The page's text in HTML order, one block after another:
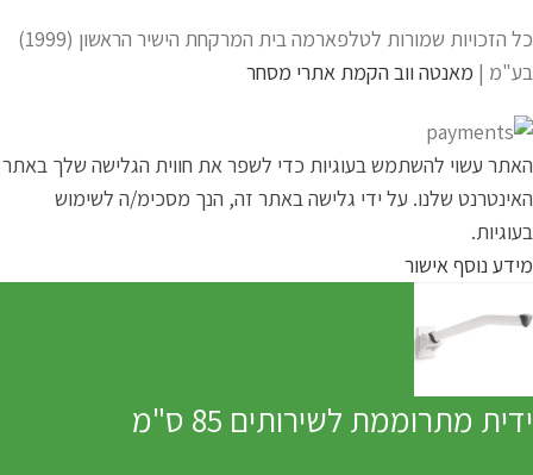
כל הזכויות שמורות לטלפארמה בית המרקחת הישיר הראשון (1999)
בע"מ | מאנטה ווב הקמת אתרי מסחר
האתר עשוי להשתמש בעוגיות כדי לשפר את חווית הגלישה שלך באתר
האינטרנט שלנו. על ידי גלישה באתר זה, הנך מסכימ/ה לשימוש
בעוגיות.
מידע נוסף אישור
ידית מתרוממת לשירותים 85 ס"מ